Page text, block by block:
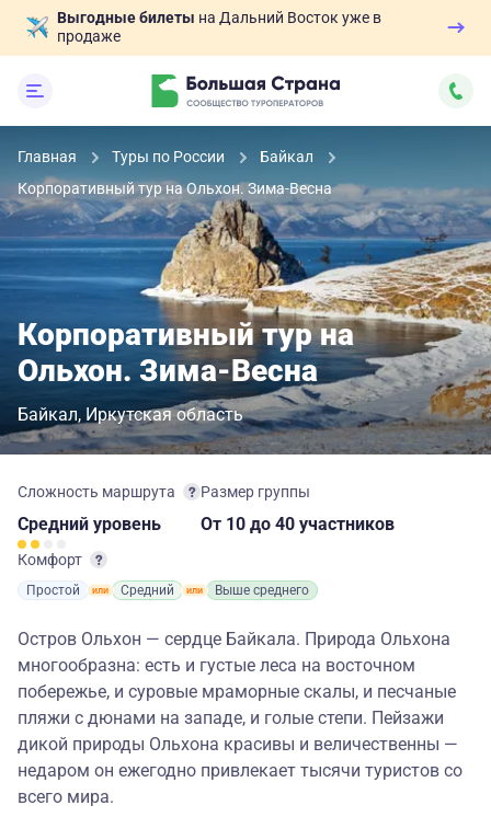
Выгодные билеты на Дальний Восток уже в
продаже
Главная Туры по России
Байкал
Корпоративный тур на Ольхон. Зима-Весна
Корпоративный тур на
Ольхон. Зима-Весна
Байкал Иркутская область
Сложность маршрута
Средний уровень
Комфорт
Простой Средний Выше среднего
Размер группы
От 10 до 40 участников
Остров Ольхон — сердце Байкала. Природа Ольхона
многообразна: есть и густые леса на восточном
побережье, и суровые мраморные скалы, и песчаные
пляжи с дюнами на западе, и голые степи. Пейзажи
дикой природы Ольхона красивы и величественны —
недаром он ежегодно привлекает тысячи туристов со
всего мира.